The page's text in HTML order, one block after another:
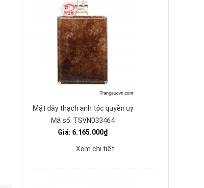
Mặt dây thạch anh tóc quyền uy
Mã số: TSVN033464
Giá: 6.165.000₫
Xem chi tiết